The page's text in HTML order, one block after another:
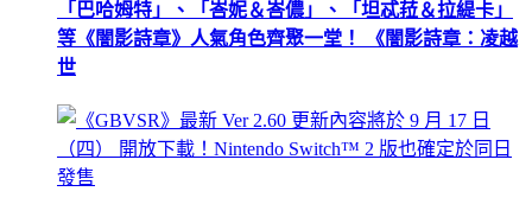
「巴哈姆特」、「峇妮＆峇儂」、「坦忒菈＆拉緹卡」
等《闇影詩章》人氣角色齊聚一堂！ 《闇影詩章：凌越
世